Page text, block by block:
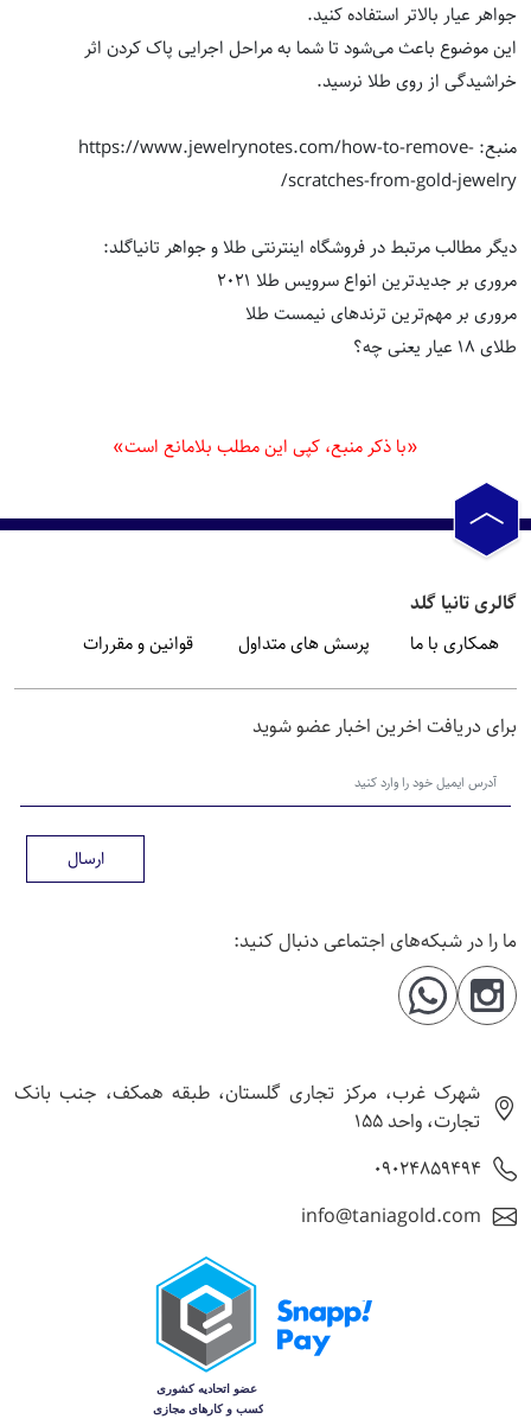
جواهر عیار بالاتر استفاده کنید.
این موضوع باعث می‌شود تا شما به مراحل اجرایی پاک کردن اثر
خراشیدگی از روی طلا نرسید.
منبع: https://www.jewelrynotes.com/how-to-remove-
scratches-from-gold-jewelry/
دیگر مطالب مرتبط در فروشگاه اینترنتی طلا و جواهر تانیاگلد:
مروری بر جدیدترین انواع سرویس طلا 2021
مروری بر مهم‌ترین ترندهای نیمست طلا
طلای 18 عیار یعنی چه؟
«با ذکر منبع، کپی این مطلب بلامانع است»
گالری تانیا گلد
همکاری با ما پرسش های متداول قوانین و مقررات
برای دریافت اخرین اخبار عضو شوید
ارسال
ما را در شبکه‌های اجتماعی دنبال کنید:
شهرک غرب، مرکز تجاری گلستان، طبقه همکف، جنب بانک
تجارت، واحد 155
09024859494
info@taniagold.com